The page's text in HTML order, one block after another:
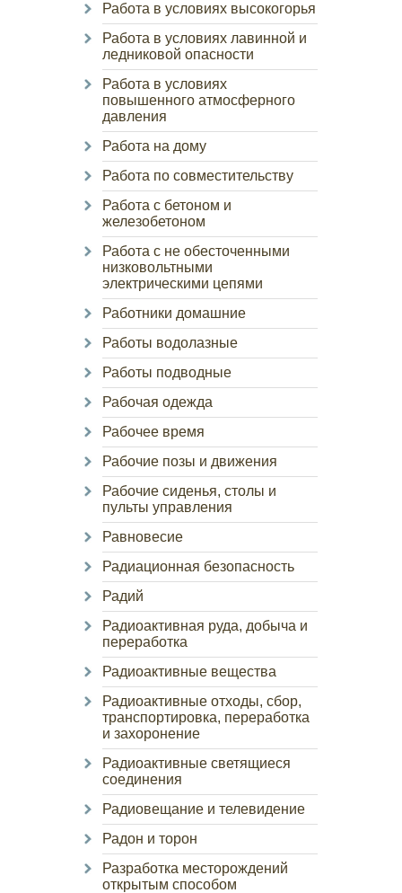
Работа в условиях высокогорья
Работа в условиях лавинной и
ледниковой опасности
Работа в условиях
повышенного атмосферного
давления
Работа на дому
Работа по совместительству
Работа с бетоном и
железобетоном
Работа с не обесточенными
низковольтными
электрическими цепями
Работники домашние
Работы водолазные
Работы подводные
Рабочая одежда
Рабочее время
Рабочие позы и движения
Рабочие сиденья, столы и
пульты управления
Равновесие
Радиационная безопасность
Радий
Радиоактивная руда, добыча и
переработка
Радиоактивные вещества
Радиоактивные отходы, сбор,
транспортировка, переработка
и захоронение
Радиоактивные светящиеся
соединения
Радиовещание и телевидение
Радон и торон
Разработка месторождений
открытым способом